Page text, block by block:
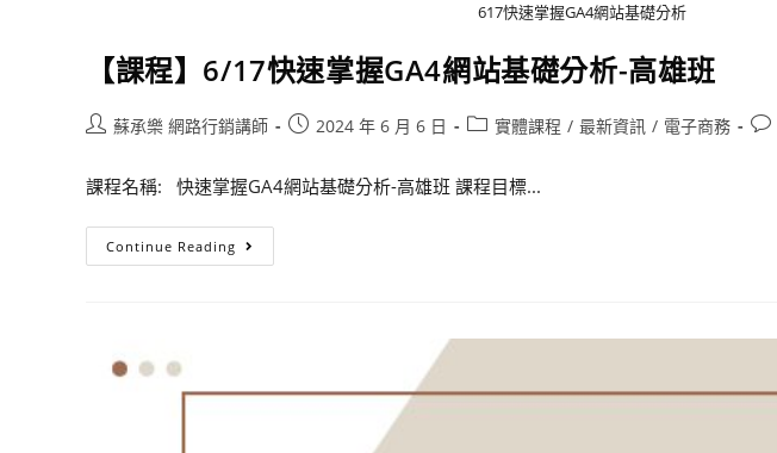
617快速掌握GA4網站基礎分析
【課程】6/17快速掌握GA4網站基礎分析-高雄班
蘇承樂 網路行銷講師 2024 年 6 月 6 日 實體課程 / 最新資訊 / 電子商務
課程名稱: 快速掌握GA4網站基礎分析-高雄班 課程目標...
Continue Reading